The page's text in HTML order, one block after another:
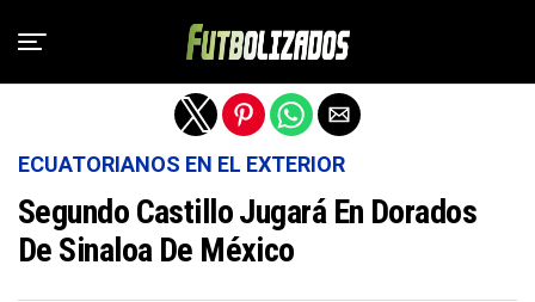
ECUATORIANOS EN EL EXTERIOR
Segundo Castillo Jugará En Dorados
De Sinaloa De México
Salir de la versión móvil